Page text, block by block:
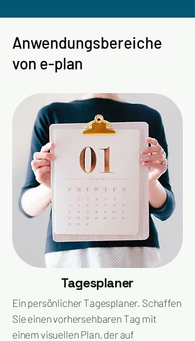
Anwendungsbereiche
von e-plan
Tagesplaner
Ein persönlicher Tagesplaner. Schaffen
Sie einen vorhersehbaren Tag mit
einem visuellen Plan, der auf